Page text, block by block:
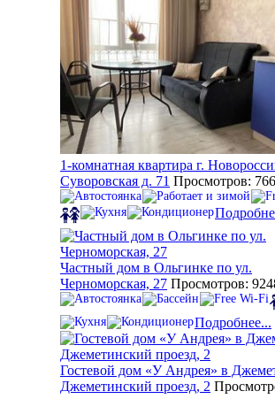
1-комнатная квартира г.
Суворовская д. 71 Просмотров:
Частный дом в Ольгинке по ул.
Черноморская, 27 Просмотров:
Подробнее...
Гостевой дом «У Андрея» в
Джеметинский проезд, 2